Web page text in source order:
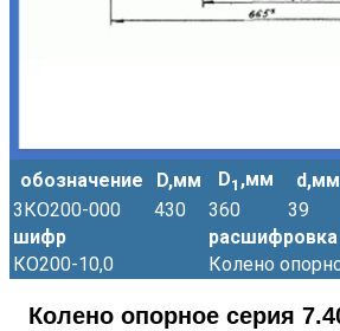
обозначение D,мм D1 ,мм d,мм
3КО200-000
430 360 39
шифр
расшифровка
КО200-10,0
Колено
Колено опорное серия